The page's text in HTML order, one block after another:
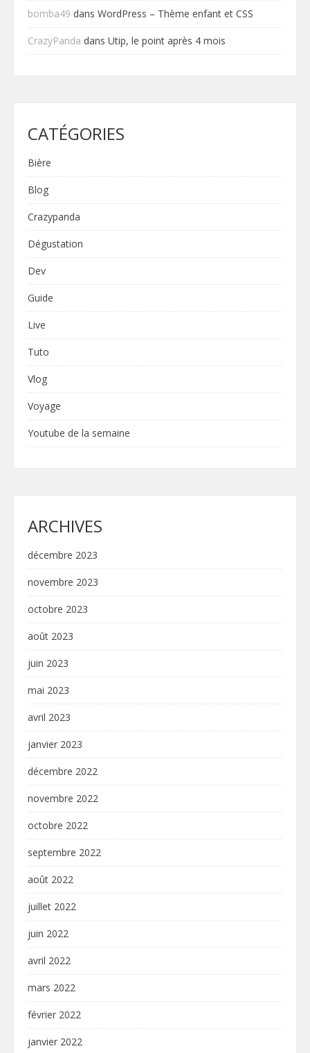
bomba49 dans WordPress – Thème enfant et CSS
CrazyPanda dans Utip, le point après 4 mois
CATÉGORIES
Bière
Blog
Crazypanda
Dégustation
Dev
Guide
Live
Tuto
Vlog
Voyage
Youtube de la semaine
ARCHIVES
décembre 2023
novembre 2023
octobre 2023
août 2023
juin 2023
mai 2023
avril 2023
janvier 2023
décembre 2022
novembre 2022
octobre 2022
septembre 2022
août 2022
juillet 2022
juin 2022
avril 2022
mars 2022
février 2022
janvier 2022